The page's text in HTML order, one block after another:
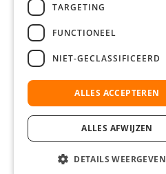
TARGETING
FUNCTIONEEL
NIET-GECLASSIFICEERD
ALLES ACCEPTEREN
ALLES AFWIJZEN
DETAILS WEERGEVEN